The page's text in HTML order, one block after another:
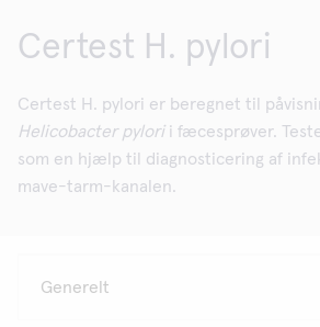
Certest H. pylori
Certest H. pylori er beregnet til
Helicobacter pylorii fæcesprøver.
som en hjælp til diagnosticering af
mave-tarm-kanalen.